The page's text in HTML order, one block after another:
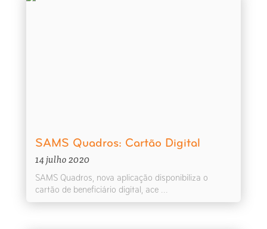
SAMS Quadros: Cartão Digital
14 julho 2020
SAMS Quadros, nova aplicação disponibiliza o
cartão de beneficiário digital, ace ...